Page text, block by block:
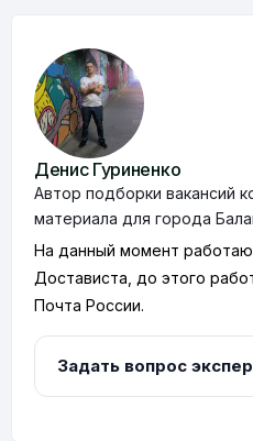
Денис Гуриненко
Автор подборки вакансий
материала для города
На данный момент
Достависта, до этого
Почта России.
Задать вопрос